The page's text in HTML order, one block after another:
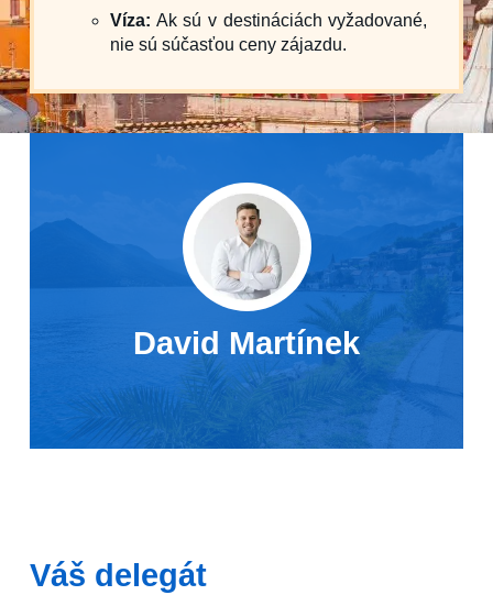
Víza: Ak sú v destináciách vyžadované,
nie sú súčasťou ceny zájazdu.
David Martínek
Váš delegát